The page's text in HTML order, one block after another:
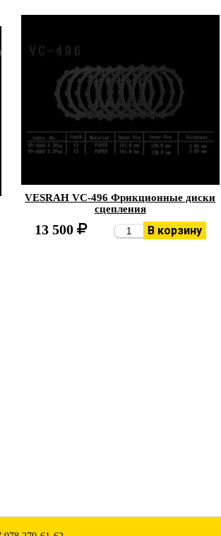
VESRAH VC-496 Фрикционные диски
сцепления
13 500 В корзину